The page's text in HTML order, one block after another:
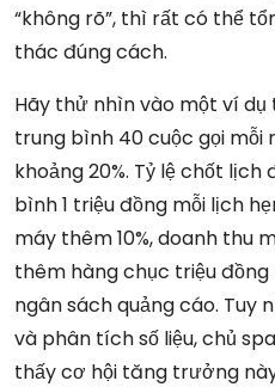
“không rõ”, thì rất có thể
thác đúng cách.
Hãy thử nhìn vào một ví
trung bình 40 cuộc gọi mỗi
khoảng 20%. Tỷ lệ chốt
bình 1 triệu đồng mỗi lịch
máy thêm 10%, doanh thu
thêm hàng chục triệu
ngân sách quảng cáo. Tuy
và phân tích số liệu, chủ
thấy cơ hội tăng trưởng